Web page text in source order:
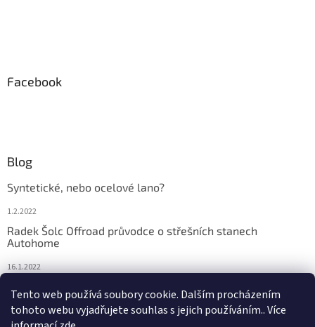
Tento web používá soubory cookie. Dalším procházením
tohoto webu vyjadřujete souhlas s jejich používáním.. Více
Facebook
Blog
Syntetické, nebo ocelové lano?
1.2.2022
Radek Šolc Offroad průvodce o střešních stanech
Autohome
16.1.2022
4.2.2021